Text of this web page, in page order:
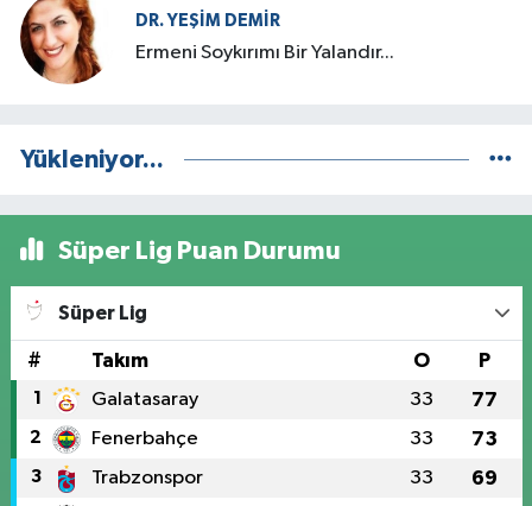
DR. YEŞIM DEMİR
Ermeni Soykırımı Bir Yalandır...
Yükleniyor...
Süper Lig Puan Durumu
Süper Lig
# Takım O P
1 Galatasaray 33 77
2 Fenerbahçe 33 73
3 Trabzonspor 33 69